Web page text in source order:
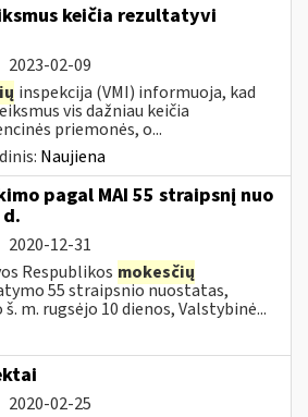
keičia rezultatyvi
2023-02-09
inspekcija (VMI) informuoja, kad
vis dažniau keičia
priemonės, o...
Naujiena
pagal MAI 55 straipsnį nuo
2020-12-31
Respublikos mokesčių
55 straipsnio nuostatas,
m. rugsėjo 10 dienos, Valstybinė...
2020-02-25